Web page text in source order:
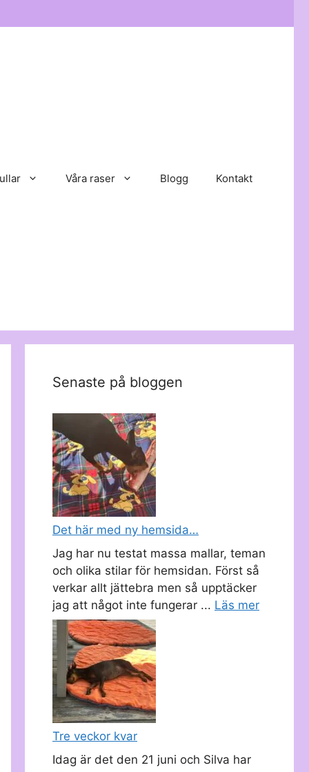
Våra raser Blogg Kontakt
Senaste på bloggen
Det här med ny hemsida…
Jag har nu testat massa mallar, teman
och olika stilar för hemsidan. Först så
verkar allt jättebra men så upptäcker
jag att något inte fungerar ... Läs mer
Tre veckor kvar
Idag är det den 21 juni och Silva har